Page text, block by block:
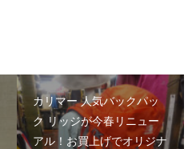
カリマー 人気バックパッ
ク リッジが今春リニュー
アル！お買上げでオリジナ